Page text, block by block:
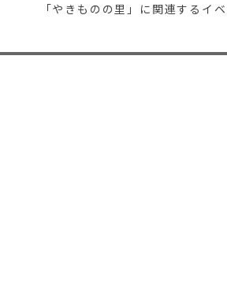
「やきものの里」に関連するイ